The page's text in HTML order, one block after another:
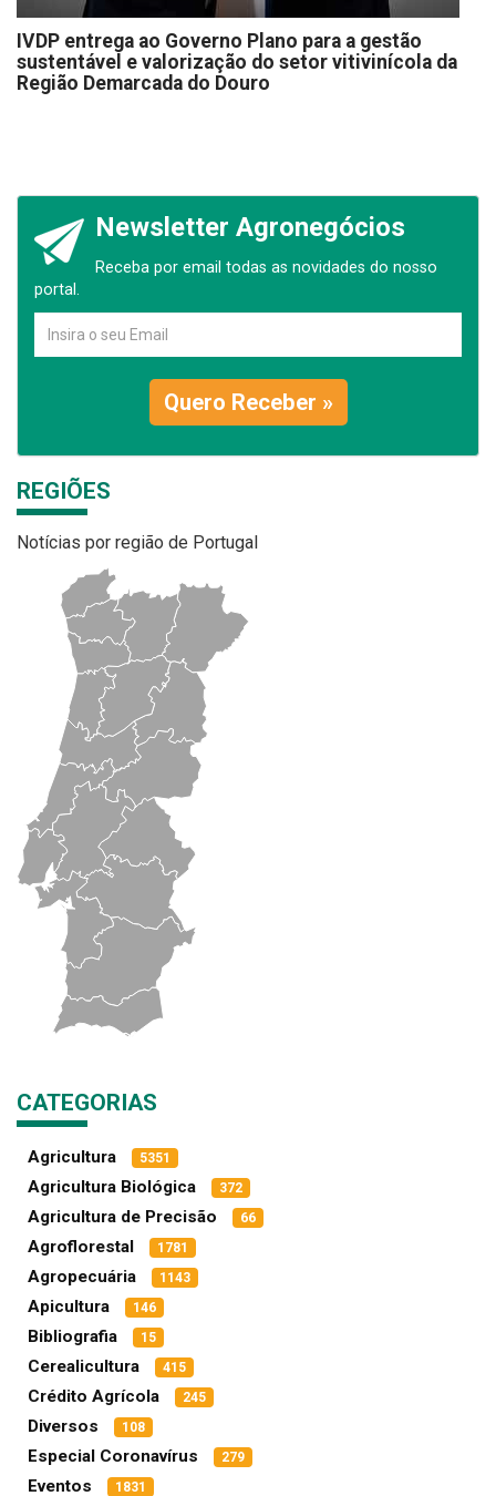
IVDP entrega ao Governo Plano para a gestão
sustentável e valorização do setor vitivinícola da
Região Demarcada do Douro
Newsletter Agronegócios
Receba por email todas as novidades do nosso
portal.
Quero Receber »
REGIÕES
Notícias por região de Portugal
CATEGORIAS
Agricultura 5351
Agricultura Biológica 372
Agricultura de Precisão 66
Agroflorestal 1781
Agropecuária 1143
Apicultura 146
Bibliografia 15
Cerealicultura 415
Crédito Agrícola 245
Diversos 108
Especial Coronavírus 279
Eventos 1831